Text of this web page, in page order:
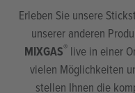
Erleben Sie unsere
unserer anderen
MIXGAS®live in einer
vielen Möglichkeiten
stellen Ihnen die